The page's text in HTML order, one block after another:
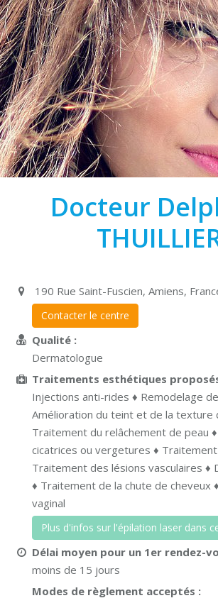
Docteur
190 Rue Saint-Fuscien, Amiens,
Contacter le centre
Qualité :
Dermatologue
Traitements esthétiques
Injections anti-rides ♦ Remodelage
Amélioration du teint et de la texture
Traitement du relâchement de peau
cicatrices ou vergetures ♦
Traitement des lésions vasculaires ♦
♦ Traitement de la chute de cheveux
vaginal
Plus d'infos sur l'épilation laser dans
Délai moyen pour un 1er rendez-
moins de 15 jours
Modes de règlement acceptés :